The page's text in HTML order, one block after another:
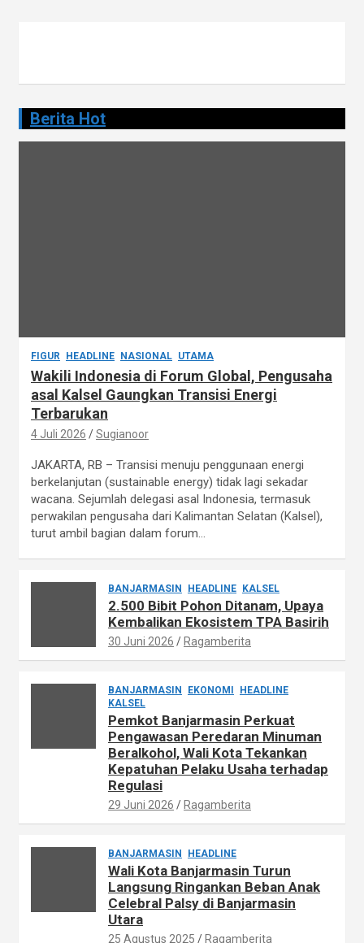
o
sBerita Hot
FIGUR HEADLINE NASIONAL UTAMA
Wakili Indonesia di Forum Global, Pengusaha
asal Kalsel Gaungkan Transisi Energi
Terbarukan
4 Juli 2026 Sugianoor
JAKARTA, RB – Transisi menuju penggunaan energi
berkelanjutan (sustainable energy) tidak lagi sekadar
wacana. Sejumlah delegasi asal Indonesia, termasuk
perwakilan pengusaha dari Kalimantan Selatan (Kalsel),
turut ambil bagian dalam forum…
BANJARMASIN HEADLINE KALSEL
2.500 Bibit Pohon Ditanam, Upaya
Kembalikan Ekosistem TPA Basirih
30 Juni 2026 Ragamberita
BANJARMASIN EKONOMI
HEADLINE
KALSEL
Pemkot Banjarmasin Perkuat
Pengawasan Peredaran Minuman
Beralkohol, Wali Kota Tekankan
Kepatuhan Pelaku Usaha terhadap
Regulasi
29 Juni 2026 Ragamberita
BANJARMASIN HEADLINE
Wali Kota Banjarmasin Turun
Langsung Ringankan Beban Anak
Celebral Palsy di Banjarmasin
Utara
25 Agustus 2025 Ragamberita